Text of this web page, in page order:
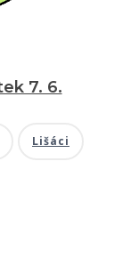
7. 6.
Lišáci